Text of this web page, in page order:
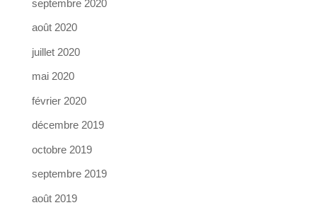
septembre 2020
août 2020
juillet 2020
mai 2020
février 2020
décembre 2019
octobre 2019
septembre 2019
août 2019